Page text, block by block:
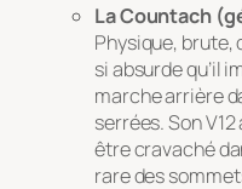
La Countach
Physique, brute,
si absurde qu’il
marche arrière
serrées. Son
être cravaché
rare des